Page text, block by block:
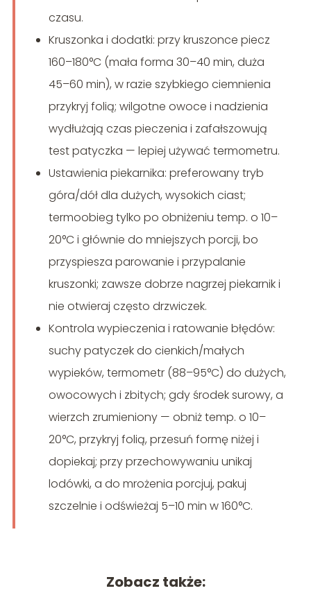
czasu.
Kruszonka i dodatki: przy kruszonce piecz
160–180°C (mała forma 30–40 min, duża
45–60 min), w razie szybkiego ciemnienia
przykryj folią; wilgotne owoce i nadzienia
wydłużają czas pieczenia i zafałszowują
test patyczka — lepiej używać termometru.
Ustawienia piekarnika: preferowany tryb
góra/dół dla dużych, wysokich ciast;
termoobieg tylko po obniżeniu temp. o 10–
20°C i głównie do mniejszych porcji, bo
przyspiesza parowanie i przypalanie
kruszonki; zawsze dobrze nagrzej piekarnik i
nie otwieraj często drzwiczek.
Kontrola wypieczenia i ratowanie błędów:
suchy patyczek do cienkich/małych
wypieków, termometr (88–95°C) do dużych,
owocowych i zbitych; gdy środek surowy, a
wierzch zrumieniony — obniż temp. o 10–
20°C, przykryj folią, przesuń formę niżej i
dopiekaj; przy przechowywaniu unikaj
lodówki, a do mrożenia porcjuj, pakuj
szczelnie i odświeżaj 5–10 min w 160°C.
Zobacz także: